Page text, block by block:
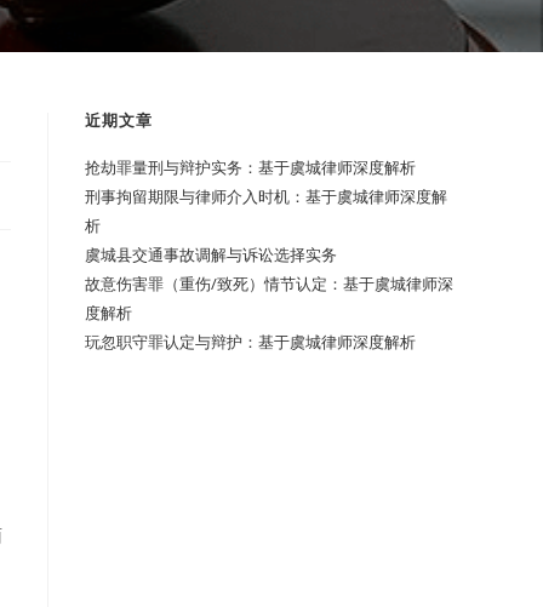
近期文章
抢劫罪量刑与辩护实务：基于虞城律师深度解析
刑事拘留期限与律师介入时机：基于虞城律师深度解
析
虞城县交通事故调解与诉讼选择实务
故意伤害罪（重伤/致死）情节认定：基于虞城律师深
度解析
玩忽职守罪认定与辩护：基于虞城律师深度解析